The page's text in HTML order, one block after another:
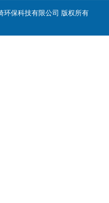
保科技有限公司 版权所有